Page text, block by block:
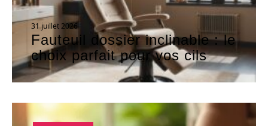
31 juillet 2026
Fauteuil dossier inclinable : le
choix parfait pour vos cils